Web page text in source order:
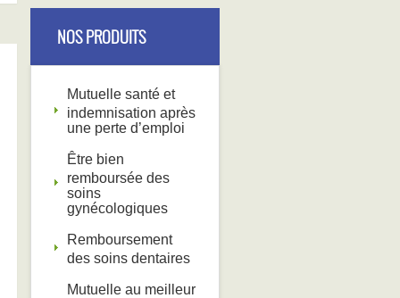
NOS PRODUITS
Mutuelle santé et
indemnisation après
une perte d’emploi
Être bien
remboursée des
soins
gynécologiques
Remboursement
des soins dentaires
Mutuelle au meilleur